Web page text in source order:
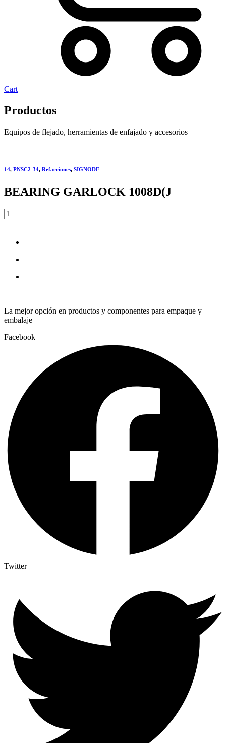
Cart
Productos
Equipos de flejado, herramientas de enfajado y accesorios
14, PNSC2-34, Refacciones, SIGNODE
BEARING GARLOCK 1008D(J
BEARING
GARLOCK
quantity
La mejor opción en productos y componentes para empaque y
embalaje
Facebook
Twitter